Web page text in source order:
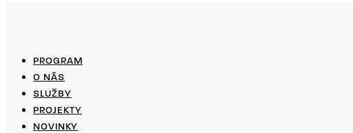
PROGRAM
O NÁS
SLUŽBY
PROJEKTY
NOVINKY